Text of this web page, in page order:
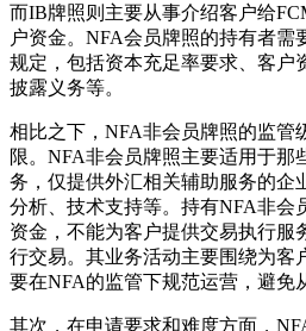
而IB牌照则主要从事介绍客户给
户资金。NFA会员牌照的持有者需
规定，包括资本充足率要求、客户
披露义务等。
相比之下，NFA非会员牌照的监管
限。NFA非会员牌照主要适用于那
务，仅提供外汇相关辅助服务的企
分析、技术支持等。持有NFA非会
资金，不能为客户提供交易执行服
行交易。其业务活动主要围绕为客
要在NFA的监管下规范运营，避免
其次，在申请要求和难度方面，